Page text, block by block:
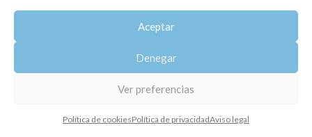
Aceptar
Denegar
Ver preferencias
Política de cookiesPolítica de privacidadAviso legal